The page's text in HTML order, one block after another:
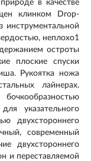
в качестве
клинком Drop-
инструментальной
неплохо1
остроты
плоские спуски
Рукоятка ножа
лайнерах.
указательного
двухстороннего
современный
двухстороннего
и переставляемой